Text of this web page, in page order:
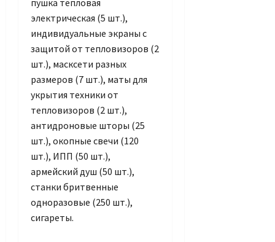
пушка тепловая
электрическая (5 шт.),
индивидуальные экраны с
защитой от тепловизоров (2
шт.), масксети разных
размеров (7 шт.), маты для
укрытия техники от
тепловизоров (2 шт.),
антидроновые шторы (25
шт.), окопные свечи (120
шт.), ИПП (50 шт.),
армейский душ (50 шт.),
станки бритвенные
одноразовые (250 шт.),
сигареты.